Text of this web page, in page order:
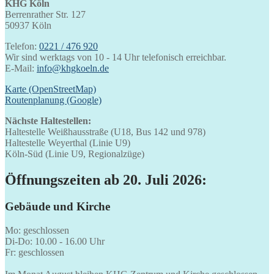
KHG Köln
Berrenrather Str. 127
50937 Köln
Telefon: 0221 / 476 920
Wir sind werktags von 10 - 14 Uhr telefonisch erreichbar.
E-Mail: info@khgkoeln.de
Karte (OpenStreetMap)
Routenplanung (Google)
Nächste Haltestellen:
Haltestelle Weißhausstraße (U18, Bus 142 und 978)
Haltestelle Weyerthal (Linie U9)
Köln-Süd (Linie U9, Regionalzüge)
Öffnungszeiten ab 20. Juli 2026:
Gebäude und Kirche
Mo: geschlossen
Di-Do: 10.00 - 16.00 Uhr
Fr: geschlossen